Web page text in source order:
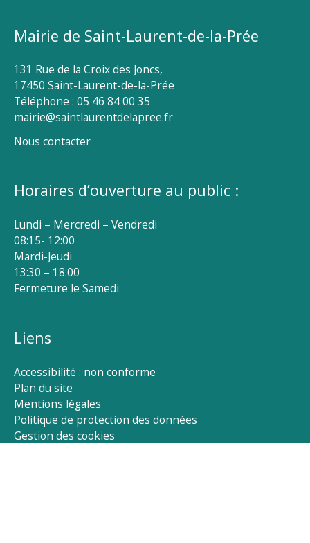
Mairie de Saint-Laurent-de-la-Prée
131 Rue de la Croix des Joncs,
17450 Saint-Laurent-de-la-Prée
Téléphone : 05 46 84 00 35
mairie@saintlaurentdelapree.fr
Nous contacter
Horaires d’ouverture au public :
Lundi – Mercredi – Vendredi
08:15- 12:00
Mardi-Jeudi
13:30 – 18:00
Fermeture le Samedi
Liens
Accessibilité : non conforme
Plan du site
Mentions légales
Politique de protection des données
Gestion des cookies